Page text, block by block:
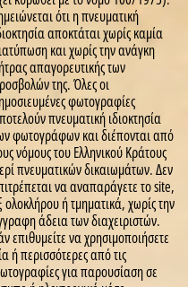
ότι η πνευματική
αποκτάται χωρίς καμία
και χωρίς την ανάγκη
απαγορευτικής των
της. Όλες οι
φωτογραφίες
πνευματική ιδιοκτησία
φωτογράφων και διέπονται από
νόμους του Ελληνικού Κράτους
πνευματικών δικαιωμάτων. Δεν
να αναπαράγετε τo site,
ολοκλήρου ή τμηματικά, χωρίς την
άδεια των διαχειριστών.
επιθυμείτε να χρησιμοποιήσετε
ή περισσότερες από τις
για παρουσίαση σε